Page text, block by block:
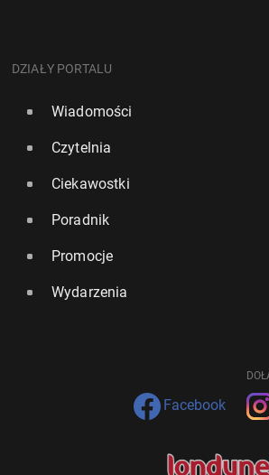
DZIAŁY PORTALU
Wiadomości
Czytelnia
Ciekawostki
Poradnik
Promocje
Wydarzenia
Facebook